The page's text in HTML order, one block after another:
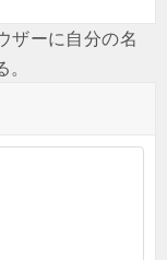
ザーに自分の名